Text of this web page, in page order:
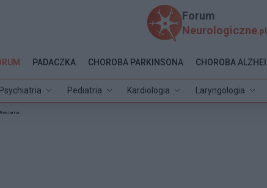
Forum
Neurologiczne .pl
Psychiatria Pediatria Kardiologia Laryngologia
PADACZKA CHOROBA PARKINSONA CHOROBA
Reklama: